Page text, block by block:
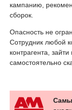
кампанию,
сборок.
Опасность не
Сотрудник любой
контрагента,
самостоятельно